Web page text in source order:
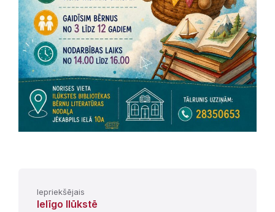
Iepriekšējais
Ielīgo Ilūkstē